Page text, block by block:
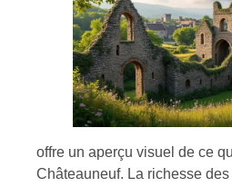
offre un aperçu visuel de ce
Châteauneuf. La richesse